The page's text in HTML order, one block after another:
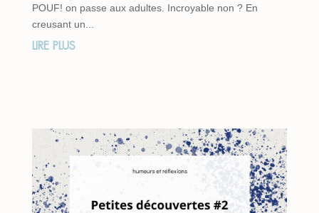
POUF! on passe aux adultes. Incroyable non ? En
creusant un...
LIRE PLUS